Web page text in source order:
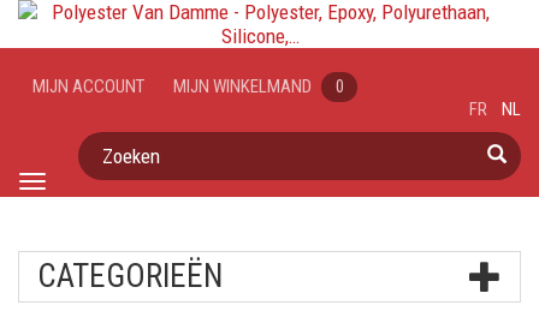
Toggle
MIJN ACCOUNT MIJN WINKELMAND 0
Zoeken
FR NL
CATEGORIEËN